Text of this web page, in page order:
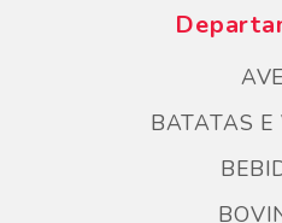
BATATAS E